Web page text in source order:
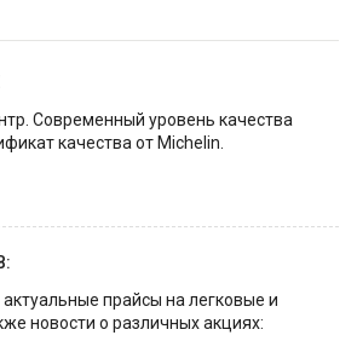
Современный уровень качества
качества от Michelin.
прайсы на легковые и
новости о различных акциях: